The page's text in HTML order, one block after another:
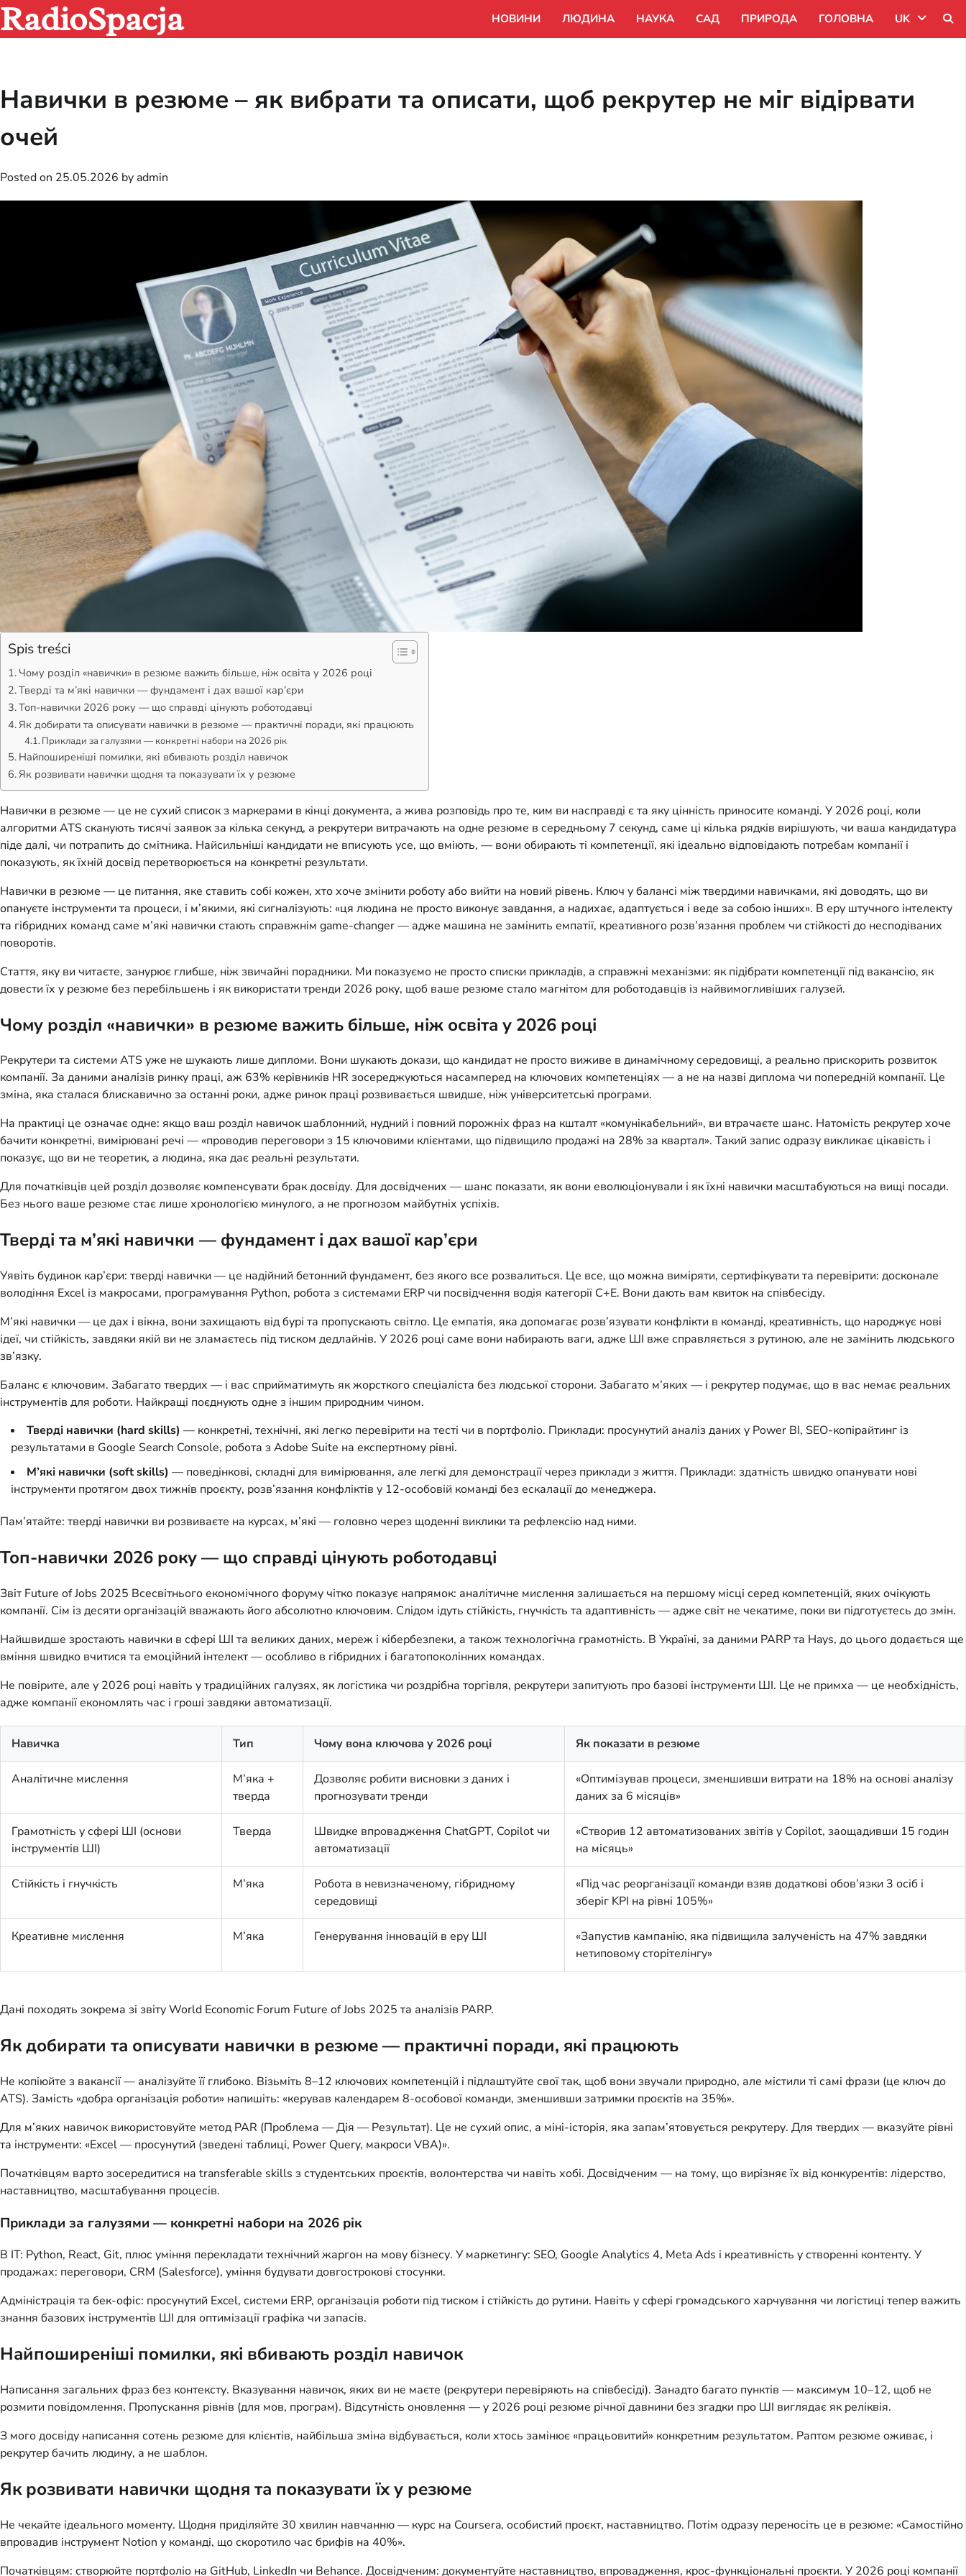
Skip
to
content
RadioSpacja НОВИНИ ЛЮДИНА НАУКА САД ПРИРОДА ГОЛОВНА UK
Ru
Навички в резюме – як вибрати та описати, щоб рекрутер не міг відірвати
очей
Posted on 25.05.2026 by admin
Spis treści
Чому розділ «навички» в резюме важить більше, ніж освіта у 2026 році
Тверді та м’які навички — фундамент і дах вашої кар’єри
Топ-навички 2026 року — що справді цінують роботодавці
Як добирати та описувати навички в резюме — практичні поради, які працюють
Приклади за галузями — конкретні набори на 2026 рік
Найпоширеніші помилки, які вбивають розділ навичок
Як розвивати навички щодня та показувати їх у резюме
Навички в резюме — це не сухий список з маркерами в кінці документа, а жива розповідь про те, ким ви насправді є та яку цінність приносите команді. У 2026 році, коли
алгоритми ATS сканують тисячі заявок за кілька секунд, а рекрутери витрачають на одне резюме в середньому 7 секунд, саме ці кілька рядків вирішують, чи ваша кандидатура
піде далі, чи потрапить до смітника. Найсильніші кандидати не вписують усе, що вміють, — вони обирають ті компетенції, які ідеально відповідають потребам компанії і
показують, як їхній досвід перетворюється на конкретні результати.
Навички в резюме — це питання, яке ставить собі кожен, хто хоче змінити роботу або вийти на новий рівень. Ключ у балансі між твердими навичками, які доводять, що ви
опануєте інструменти та процеси, і м’якими, які сигналізують: «ця людина не просто виконує завдання, а надихає, адаптується і веде за собою інших». В еру штучного інтелекту
та гібридних команд саме м’які навички стають справжнім game-changer — адже машина не замінить емпатії, креативного розв’язання проблем чи стійкості до несподіваних
поворотів.
Стаття, яку ви читаєте, занурює глибше, ніж звичайні порадники. Ми показуємо не просто списки прикладів, а справжні механізми: як підібрати компетенції під вакансію, як
довести їх у резюме без перебільшень і як використати тренди 2026 року, щоб ваше резюме стало магнітом для роботодавців із найвимогливіших галузей.
Чому розділ «навички» в резюме важить більше, ніж освіта у 2026 році
Рекрутери та системи ATS уже не шукають лише дипломи. Вони шукають докази, що кандидат не просто виживе в динамічному середовищі, а реально прискорить розвиток
компанії. За даними аналізів ринку праці, аж 63% керівників HR зосереджуються насамперед на ключових компетенціях — а не на назві диплома чи попередній компанії. Це
зміна, яка сталася блискавично за останні роки, адже ринок праці розвивається швидше, ніж університетські програми.
На практиці це означає одне: якщо ваш розділ навичок шаблонний, нудний і повний порожніх фраз на кшталт «комунікабельний», ви втрачаєте шанс. Натомість рекрутер хоче
бачити конкретні, вимірювані речі — «проводив переговори з 15 ключовими клієнтами, що підвищило продажі на 28% за квартал». Такий запис одразу викликає цікавість і
показує, що ви не теоретик, а людина, яка дає реальні результати.
Для початківців цей розділ дозволяє компенсувати брак досвіду. Для досвідчених — шанс показати, як вони еволюціонували і як їхні навички масштабуються на вищі посади.
Без нього ваше резюме стає лише хронологією минулого, а не прогнозом майбутніх успіхів.
Тверді та м’які навички — фундамент і дах вашої кар’єри
Уявіть будинок кар’єри: тверді навички — це надійний бетонний фундамент, без якого все розвалиться. Це все, що можна виміряти, сертифікувати та перевірити: досконале
володіння Excel із макросами, програмування Python, робота з системами ERP чи посвідчення водія категорії C+E. Вони дають вам квиток на співбесіду.
М’які навички — це дах і вікна, вони захищають від бурі та пропускають світло. Це емпатія, яка допомагає розв’язувати конфлікти в команді, креативність, що народжує нові
ідеї, чи стійкість, завдяки якій ви не зламаєтесь під тиском дедлайнів. У 2026 році саме вони набирають ваги, адже ШІ вже справляється з рутиною, але не замінить людського
зв’язку.
Баланс є ключовим. Забагато твердих — і вас сприйматимуть як жорсткого спеціаліста без людської сторони. Забагато м’яких — і рекрутер подумає, що в вас немає реальних
інструментів для роботи. Найкращі поєднують одне з іншим природним чином.
Тверді навички (hard skills) — конкретні, технічні, які легко перевірити на тесті чи в портфоліо. Приклади: просунутий аналіз даних у Power BI, SEO-копірайтинг із
результатами в Google Search Console, робота з Adobe Suite на експертному рівні.
М’які навички (soft skills) — поведінкові, складні для вимірювання, але легкі для демонстрації через приклади з життя. Приклади: здатність швидко опанувати нові
інструменти протягом двох тижнів проєкту, розв’язання конфліктів у 12-особовій команді без ескалації до менеджера.
Пам’ятайте: тверді навички ви розвиваєте на курсах, м’які — головно через щоденні виклики та рефлексію над ними.
Топ-навички 2026 року — що справді цінують роботодавці
Звіт Future of Jobs 2025 Всесвітнього економічного форуму чітко показує напрямок: аналітичне мислення залишається на першому місці серед компетенцій, яких очікують
компанії. Сім із десяти організацій вважають його абсолютно ключовим. Слідом ідуть стійкість, гнучкість та адаптивність — адже світ не чекатиме, поки ви підготуєтесь до змін.
Найшвидше зростають навички в сфері ШІ та великих даних, мереж і кібербезпеки, а також технологічна грамотність. В Україні, за даними PARP та Hays, до цього додається ще
вміння швидко вчитися та емоційний інтелект — особливо в гібридних і багатопоколінних командах.
Не повірите, але у 2026 році навіть у традиційних галузях, як логістика чи роздрібна торгівля, рекрутери запитують про базові інструменти ШІ. Це не примха — це необхідність,
адже компанії економлять час і гроші завдяки автоматизації.
Навичка Тип Чому вона ключова у 2026 році Як показати в резюме
Аналітичне мислення
М’яка +
тверда
Дозволяє робити висновки з даних і
прогнозувати тренди
«Оптимізував процеси, зменшивши витрати на 18% на основі аналізу
даних за 6 місяців»
Грамотність у сфері ШІ (основи
інструментів ШІ)
Тверда
Швидке впровадження ChatGPT, Copilot чи
автоматизації
«Створив 12 автоматизованих звітів у Copilot, заощадивши 15 годин
на місяць»
Стійкість і гнучкість М’яка
Робота в невизначеному, гібридному
середовищі
«Під час реорганізації команди взяв додаткові обов’язки 3 осіб і
зберіг KPI на рівні 105%»
Креативне мислення М’яка Генерування інновацій в еру ШІ
«Запустив кампанію, яка підвищила залученість на 47% завдяки
нетиповому сторітелінгу»
Дані походять зокрема зі звіту World Economic Forum Future of Jobs 2025 та аналізів PARP.
Як добирати та описувати навички в резюме — практичні поради, які працюють
Не копіюйте з вакансії — аналізуйте її глибоко. Візьміть 8–12 ключових компетенцій і підлаштуйте свої так, щоб вони звучали природно, але містили ті самі фрази (це ключ до
ATS). Замість «добра організація роботи» напишіть: «керував календарем 8-особової команди, зменшивши затримки проєктів на 35%».
Для м’яких навичок використовуйте метод PAR (Проблема — Дія — Результат). Це не сухий опис, а міні-історія, яка запам’ятовується рекрутеру. Для твердих — вказуйте рівні
та інструменти: «Excel — просунутий (зведені таблиці, Power Query, макроси VBA)».
Початківцям варто зосередитися на transferable skills з студентських проєктів, волонтерства чи навіть хобі. Досвідченим — на тому, що вирізняє їх від конкурентів: лідерство,
наставництво, масштабування процесів.
Приклади за галузями — конкретні набори на 2026 рік
В IT: Python, React, Git, плюс уміння перекладати технічний жаргон на мову бізнесу. У маркетингу: SEO, Google Analytics 4, Meta Ads і креативність у створенні контенту. У
продажах: переговори, CRM (Salesforce), уміння будувати довгострокові стосунки.
Адміністрація та бек-офіс: просунутий Excel, системи ERP, організація роботи під тиском і стійкість до рутини. Навіть у сфері громадського харчування чи логістиці тепер важить
знання базових інструментів ШІ для оптимізації графіка чи запасів.
Найпоширеніші помилки, які вбивають розділ навичок
Написання загальних фраз без контексту. Вказування навичок, яких ви не маєте (рекрутери перевіряють на співбесіді). Занадто багато пунктів — максимум 10–12, щоб не
розмити повідомлення. Пропускання рівнів (для мов, програм). Відсутність оновлення — у 2026 році резюме річної давнини без згадки про ШІ виглядає як реліквія.
З мого досвіду написання сотень резюме для клієнтів, найбільша зміна відбувається, коли хтось замінює «працьовитий» конкретним результатом. Раптом резюме оживає, і
рекрутер бачить людину, а не шаблон.
Як розвивати навички щодня та показувати їх у резюме
Не чекайте ідеального моменту. Щодня приділяйте 30 хвилин навчанню — курс на Coursera, особистий проєкт, наставництво. Потім одразу переносіть це в резюме: «Самостійно
впровадив інструмент Notion у команді, що скоротило час брифів на 40%».
Початківцям: створюйте портфоліо на GitHub, LinkedIn чи Behance. Досвідченим: документуйте наставництво, впровадження, крос-функціональні проєкти. У 2026 році компанії